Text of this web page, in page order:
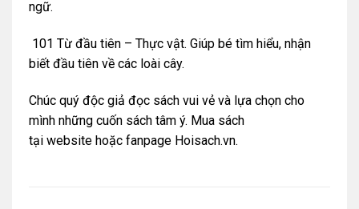
ngữ.
101 Từ đầu tiên – Thực vật. Giúp bé tìm hiểu, nhận
biết đầu tiên về các loài cây.
Chúc quý độc giả đọc sách vui vẻ và lựa chọn cho
mình những cuốn sách tâm ý. Mua sách
tại websitehoặc fanpage Hoisach.vn.